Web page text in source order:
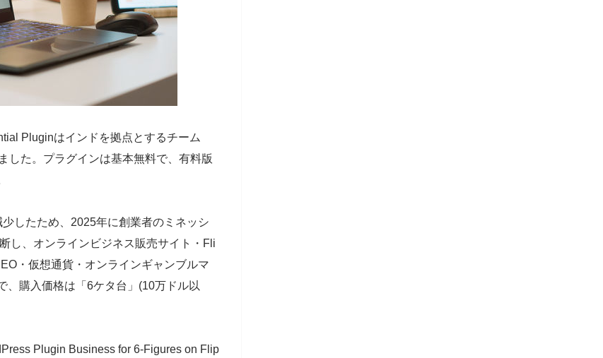
Pluginはインドを拠点とするチーム
した。プラグインは基本無料で、有料版
したため、2025年に創業者のミネッシ
し、オンラインビジネス販売サイト・Fli
・仮想通貨・オンラインギャンブルマ
、購入価格は「6ケタ台」(10万ドル以
Plugin Business for 6-Figures on Flip